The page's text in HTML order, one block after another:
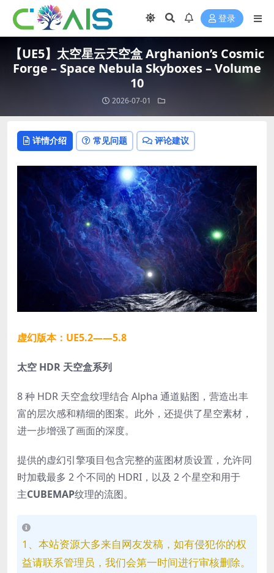
登录
【UE5】太空星云天空盒 Arghanion’s Cosmic
Forge – Space Nebula Skyboxes – Volume
10
2026-07-01
详情介绍 常见问题 评论建议
虚幻版本：UE5.2——5.8
太空 HDR 天空盒系列
8 种 HDR 天空盒纹理结合 Alpha 通道贴图，营造出丰
富的层次感和精细的图案。此外，还提供了星空素材，
进一步增强了画面的深度。
提供的虚幻引擎项目包含完整的蓝图材质设置，允许同
时加载最多 2 个不同的 HDRI，以及 2 个星空和用于
主CUBEMAP纹理的流图。
1、本站资源大多来自网友发稿，如有侵犯你的权
益请联系管理员，我们会第一时间进行审核删除。